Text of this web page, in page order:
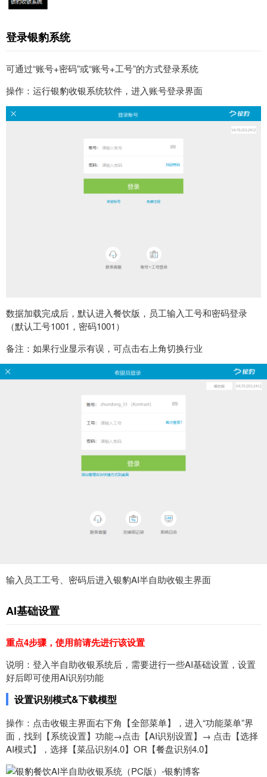
登录银豹系统
可通过“账号+密码”或“账号+工号”的方式登录系统
操作：运行银豹收银系统软件，进入账号登录界面
数据加载完成后， 默认进入餐饮版， 员工输入工号和密码登录
（默认工号1001，密码1001）
备注：如果行业显示有误，可点击右上角切换行业
输入员工工号、密码后进入银豹AI半自助收银主界面
AI基础设置
重点4步骤，使用前请先进行该设置
说明：登入半自助收银系统后，需要进行一些AI基础设置，设置
好后即可使用AI识别功能
设置识别模式&下载模型
操作： 点击收银主界面右下角 【全部菜单】
，进入“功能菜单”界
面，找到【系统设置】功能→点击【AI识别设置】→ 点击 【选择
AI模式】 ，选择 【菜品识别4.0】 OR【餐盘识别4.0】